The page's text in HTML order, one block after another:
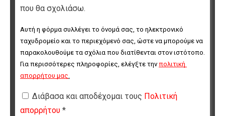
που θα σχολιάσω.
Αυτή η φόρμα συλλέγει το όνομά σας, το ηλεκτρονικό
ταχυδρομείο και το περιεχόμενό σας, ώστε να μπορούμε να
παρακολουθούμε τα σχόλια που διατίθενται στον ιστότοπο.
Για περισσότερες πληροφορίες, ελέγξτε την πολιτική
απορρήτου μας.
Διάβασα και αποδέχομαι τους Πολιτική
απορρήτου *